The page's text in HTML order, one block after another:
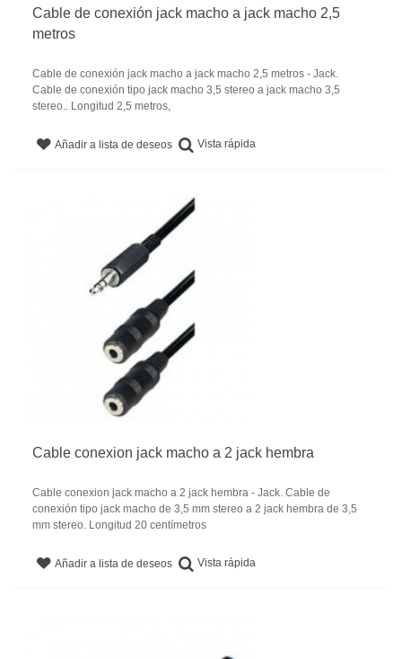
Cable de conexión jack macho a jack macho 2,5
metros
Cable de conexión jack macho a jack macho 2,5 metros - Jack.
Cable de conexión tipo jack macho 3,5 stereo a jack macho 3,5
stereo.. Longitud 2,5 metros,
Añadir a lista de deseos Vista rápida
Cable conexion jack macho a 2 jack hembra
Cable conexion jack macho a 2 jack hembra - Jack. Cable de
conexión tipo jack macho de 3,5 mm stereo a 2 jack hembra de 3,5
mm stereo. Longitud 20 centímetros
Añadir a lista de deseos Vista rápida